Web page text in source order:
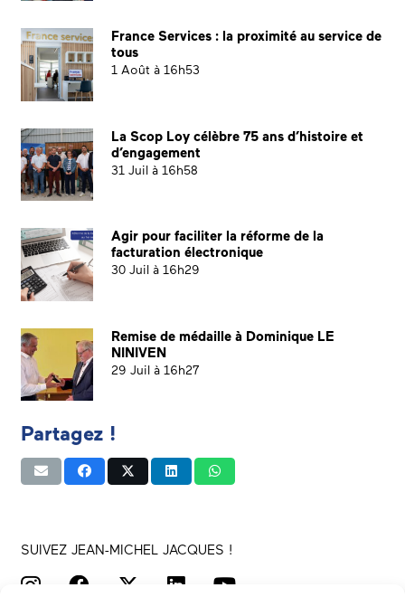
France Services : la proximité au service de
tous
1 Août à 16h53
La Scop Loy célèbre 75 ans d’histoire et
d’engagement
31 Juil à 16h58
Agir pour faciliter la réforme de la
facturation électronique
30 Juil à 16h29
Remise de médaille à Dominique LE
NINIVEN
29 Juil à 16h27
Partagez !
SUIVEZ JEAN-MICHEL JACQUES !